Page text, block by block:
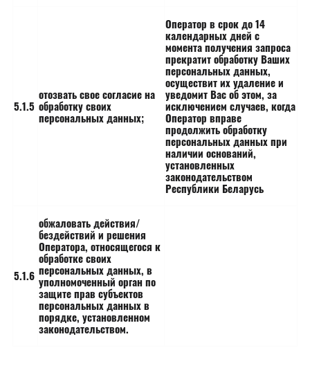
5.1.5
отозвать свое согласие на
обработку своих
персональных данных;
Оператор в срок до 14
календарных дней с
момента получения запроса
прекратит обработку Ваших
персональных данных,
осуществит их удаление и
уведомит Вас об этом, за
исключением случаев, когда
Оператор вправе
продолжить обработку
персональных данных при
наличии оснований,
установленных
законодательством
Республики Беларусь
5.1.6
обжаловать действия/
бездействий и решения
Оператора, относящегося к
обработке своих
персональных данных, в
уполномоченный орган по
защите прав субъектов
персональных данных в
порядке, установленном
законодательством.